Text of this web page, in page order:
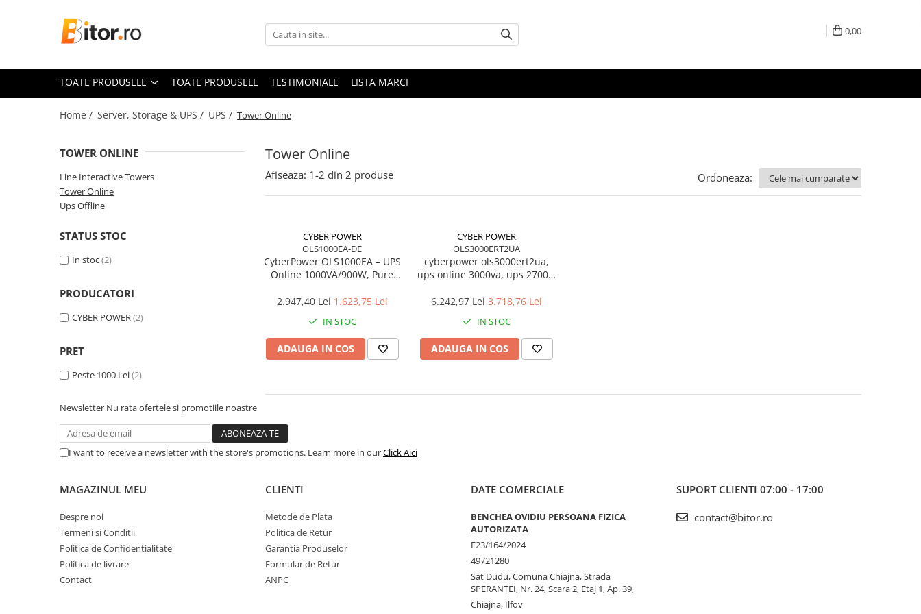
Toate Produsele
Laptop-uri Gaming
Laptop-uri Business
Desktop Business
Sistem barebone
Imprimante, Scannere,
Consumabile
Imprimanta Laser Color
Imprimanta Laser Mono
Imprimante Matriciale
Multifuncțional Cerneală
Accesorii Imprimante & Scannere
Consumabile & Filamente 3D
Consumabile - cerneală
Consumabile - toner
Imprimante Large Format Printer
Accesorii Large Format
Plottere & Scannere
0,00
TOATE PRODUSELE TOATE PRODUSELE TESTIMONIALE LISTA MARCI
Home / Server, Storage & UPS / UPS / Tower Online
Tower Online
TOWER ONLINE
Line Interactive Towers
Tower Online
Ups Offline
STATUS STOC
In stoc(2)
PRODUCATORI
CYBER POWER(2)
PRET
Peste 1000 Lei(2)
Afiseaza: 1-2 din 2 produse Ordoneaza:
CYBER POWER
OLS1000EA-DE
CyberPower OLS1000EA – UPS
Online 1000VA/900W, Pure
2.947,40 Lei1.623,75 Lei
IN STOC
ADAUGA IN COS
CYBER POWER
OLS3000ERT2UA
cyberpower ols3000ert2ua,
ups online 3000va, ups 2700w
cyberpower smart app online,
vmware ready, ups 10 iesiri
iec, ups 3000va online
sinewave, ups pr
6.242,97 Lei3.718,76 Lei
IN STOC
ADAUGA IN COS
Newsletter Nu rata ofertele si promotiile noastre
I want to receive a newsletter with the store's promotions. Learn more in ourClick Aici
MAGAZINUL MEU
Despre noi
Termeni si Conditii
Politica de Confidentialitate
Politica de livrare
Contact
CLIENTI
Metode de Plata
Politica de Retur
Garantia Produselor
Formular de Retur
ANPC
DATE COMERCIALE
BENCHEA OVIDIU PERSOANA FIZICA
AUTORIZATA
F23/164/2024
49721280
Sat Dudu, Comuna Chiajna, Strada
SPERANŢEI, Nr. 24, Scara 2, Etaj 1, Ap. 39,
Chiajna, Ilfov
SUPORT CLIENTI 07:00 - 17:00
contact@bitor.ro